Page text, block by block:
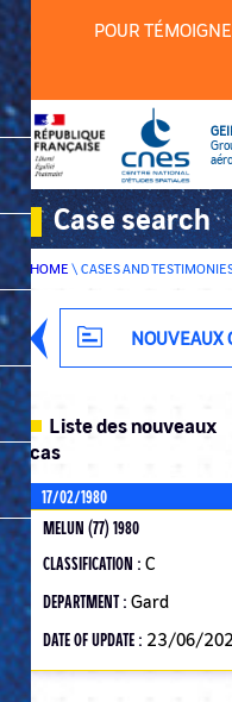
POUR
Case search
Keywords
Classification
ADVANCED SEARCH
NOUVEAUX
HOME \ CASES AND
Liste des nouveaux
cas
17/02/1980
MELUN (77) 1980
CLASSIFICATION : C
DEPARTMENT : Gard
DATE OF UPDATE : 23/06/